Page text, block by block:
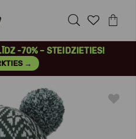
-70% – STEIDZIETIES!
→